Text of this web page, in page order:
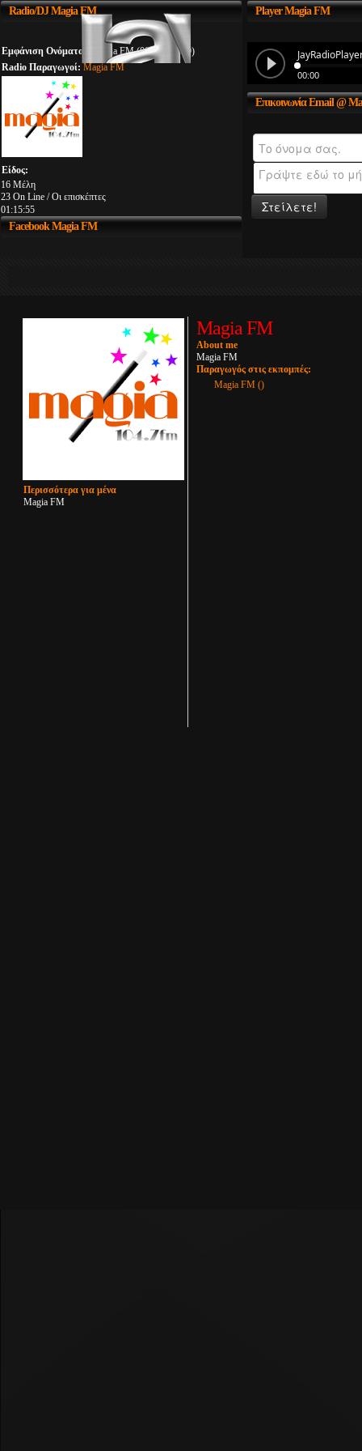
Radio/DJMagia FM
Εμφάνιση Ονόματος:
Magia FM (00:00 - 23:59)
Radio Παραγωγοί: Magia FM
Είδος:
16 Μέλη
23 On Line / Οι επισκέπτες
01:15:56
FacebookMagia FM
PlayerMagia FM
ΕπικοινωνίαEmail @
Στείλετε!
Περισσότερα για μένα
Magia FM
Magia FM
About me
Magia FM
Παραγωγός στις εκπομπές:
Magia FM ()